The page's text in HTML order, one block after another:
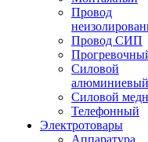
Провод
Провод СИП
Силовой
алюминиевый
Силовой
Телефонный
Электротовары
Аппаратура